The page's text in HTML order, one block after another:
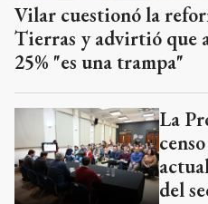
Vilar cuestionó la
Tierras y advirtió que
25% "es una trampa"
La
del